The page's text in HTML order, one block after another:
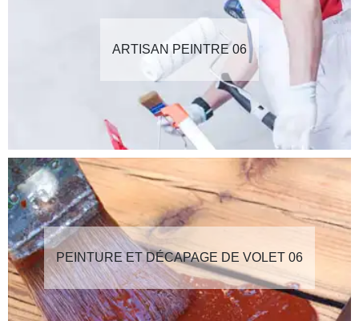
ARTISAN PEINTRE 06
PEINTURE ET DÉCAPAGE DE VOLET 06